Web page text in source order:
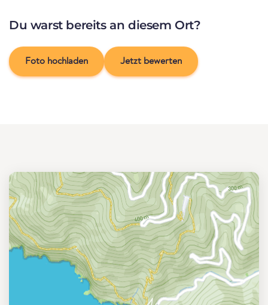
Du warst bereits an diesem Ort?
Foto hochladen Jetzt bewerten